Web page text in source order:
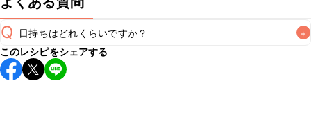
Q 日持ちはどれくらいですか？ +
保存期間は冷蔵で翌日中が目安です。なるべくお早めにお召
し上がりください。
このレシピをシェアする